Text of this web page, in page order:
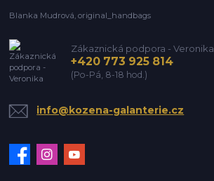
Blanka Mudrová, original_handbags
Zákaznická podpora - Veronika
+420 773 925 814
(Po-Pá, 8-18 hod.)
info@kozena-galanterie.cz